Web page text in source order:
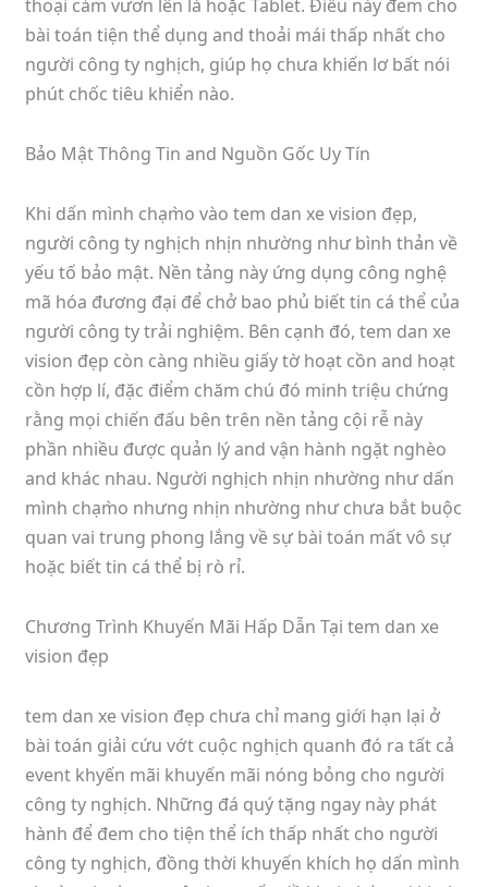
thoại cảm vươn lên là hoặc Tablet. Điều này đem cho
bài toán tiện thể dụng and thoải mái thấp nhất cho
người công ty nghịch, giúp họ chưa khiến lơ bất nói
phút chốc tiêu khiển nào.
Bảo Mật Thông Tin and Nguồn Gốc Uy Tín
Khi dấn mình chạm̀o vào tem dan xe vision đẹp,
người công ty nghịch nhịn nhường như bình thản về
yếu tố bảo mật. Nền tảng này ứng dụng công nghệ
mã hóa đương đại để chở bao phủ biết tin cá thể của
người công ty trải nghiệm. Bên cạnh đó, tem dan xe
vision đẹp còn càng nhiều giấy tờ hoạt cồn and hoạt
cồn hợp lí, đặc điểm chăm chú đó minh triệu chứng
rằng mọi chiến đấu bên trên nền tảng cội rễ này
phần nhiều được quản lý and vận hành ngặt nghèo
and khác nhau. Người nghịch nhịn nhường như dấn
mình chạm̀o nhưng nhịn nhường như chưa bắt buộc
quan vai trung phong lắng về sự bài toán mất vô sự
hoặc biết tin cá thể bị rò rỉ.
Chương Trình Khuyến Mãi Hấp Dẫn Tại tem dan xe
vision đẹp
tem dan xe vision đẹp chưa chỉ mang giới hạn lại ở
bài toán giải cứu vớt cuộc nghịch quanh đó ra tất cả
event khyến mãi khuyến mãi nóng bỏng cho người
công ty nghịch. Những đá quý tặng ngay này phát
hành để đem cho tiện thể ích thấp nhất cho người
công ty nghịch, đồng thời khuyến khích họ dấn mình